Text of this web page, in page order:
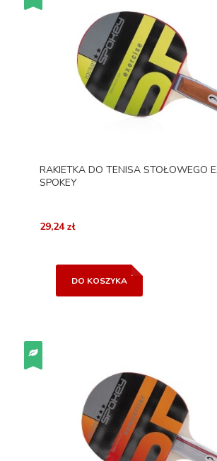
RAKIETKA DO TENISA STOŁOWEGO
SPOKEY
29,24 zł
DO KOSZYKA